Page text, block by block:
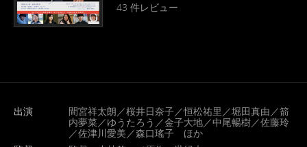
43 件レビュー
出演
間宮祥太朗／桜井日奈子／恒松祐里／堀田真由／箭
内夢菜／ゆうたろう／金子大地／中尾暢樹／佐藤玲
／佐津川愛美／森口瑤子 ほか